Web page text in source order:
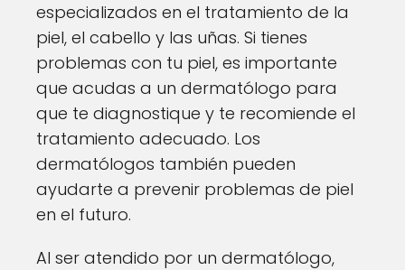
especializados en el tratamiento de la
piel, el cabello y las uñas. Si tienes
problemas con tu piel, es importante
que acudas a un dermatólogo para
que te diagnostique y te recomiende el
tratamiento adecuado. Los
dermatólogos también pueden
ayudarte a prevenir problemas de piel
en el futuro.
Al ser atendido por un dermatólogo,